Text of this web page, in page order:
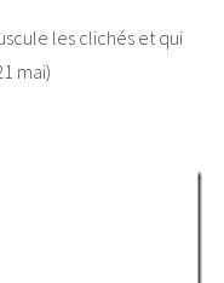
les clichés et qui
mai)